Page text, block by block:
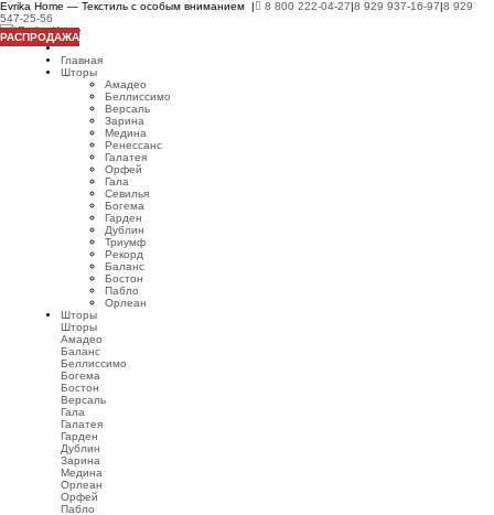
Evrika Home — Текстиль с особым вниманием | 8 800 222-04-27|8 929 937-16-97|8 929
547-25-56
Главная
Шторы
Амадео
Беллиссимо
Версаль
Зарина
Медина
Ренессанс
Галатея
Орфей
Гала
Севилья
Богема
Гарден
Дублин
Триумф
Рекорд
Баланс
Бостон
Пабло
Орлеан
Шторы
Шторы
Амадео
Баланс
Беллиссимо
Богема
Бостон
Версаль
Гала
Галатея
Гарден
Дублин
Зарина
Медина
Орлеан
Орфей
Пабло
РАСПРОДАЖА